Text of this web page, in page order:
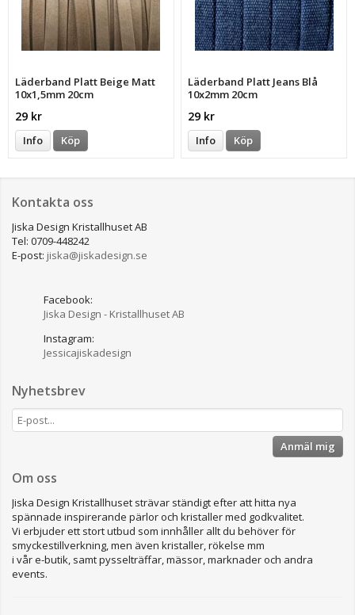
Läderband Platt Beige Matt
10x1,5mm 20cm
29 kr
Info Köp
Läderband Platt Jeans Blå
10x2mm 20cm
29 kr
Info Köp
Kontakta oss
Jiska Design Kristallhuset AB
Tel: 0709-448242
E-post: jiska@jiskadesign.se
Facebook:
Jiska Design - Kristallhuset AB
Instagram:
Jessicajiskadesign
Nyhetsbrev
Anmäl mig
Om oss
Jiska Design Kristallhuset strävar ständigt efter att hitta nya
spännade inspirerande pärlor och kristaller med godkvalitet.
Vi erbjuder ett stort utbud som innhåller allt du behöver för
smyckestillverkning, men även kristaller, rökelse mm
i vår e-butik, samt pysselträffar, mässor, marknader och andra
events.